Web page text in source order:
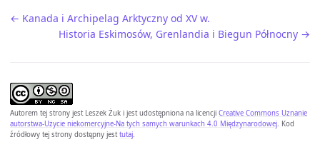
← Kanada i Archipelag Arktyczny od XV w.
Historia Eskimosów, Grenlandia i Biegun Północny →
Autorem tej strony jest Leszek Żuk i jest udostępniona na licencji Creative Commons Uznanie
autorstwa-Użycie niekomercyjne-Na tych samych warunkach 4.0 Międzynarodowej. Kod
źródłowy tej strony dostępny jesttutaj.